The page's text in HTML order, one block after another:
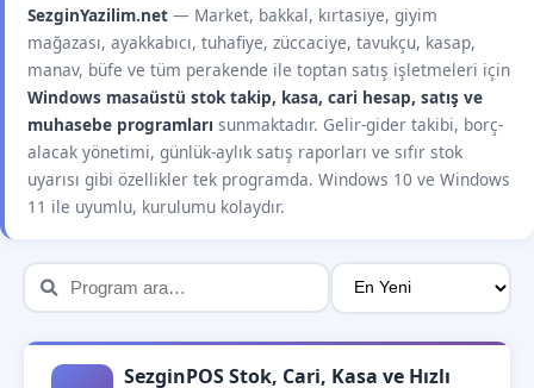
SezginYazilim.net — Market, bakkal, kırtasiye, giyim
mağazası, ayakkabıcı, tuhafiye, züccaciye, tavukçu, kasap,
manav, büfe ve tüm perakende ile toptan satış işletmeleri için
Windows masaüstü stok takip, kasa, cari hesap, satış ve
muhasebe programları sunmaktadır. Gelir-gider takibi, borç-
alacak yönetimi, günlük-aylık satış raporları ve sıfır stok
uyarısı gibi özellikler tek programda. Windows 10 ve Windows
11 ile uyumlu, kurulumu kolaydır.
SezginPOS Stok, Cari, Kasa ve Hızlı